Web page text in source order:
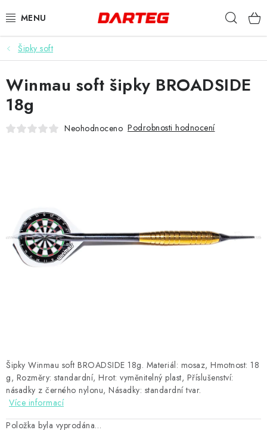
na
ŠIPKY
TERČE
DOPLŇKY K TERČI
POUZDRA
PŘÍSLUŠENSTVÍ
TERČE A ŠIPKY
POUZDRA
Kontakty Hodnocení obchodu
Šipky soft
Šipky Winmau soft BROADSIDE 18g. Materiál: mosaz, Hmotnost: 18
g, Rozměry: standardní, Hrot: vyměnitelný plast, Příslušenství:
násadky z černého nylonu, Násadky: standardní tvar.
Více informací
Položka byla vyprodána…
Winmau soft šipky BROADSIDE
18g
Neohodnoceno Podrobnosti hodnocení